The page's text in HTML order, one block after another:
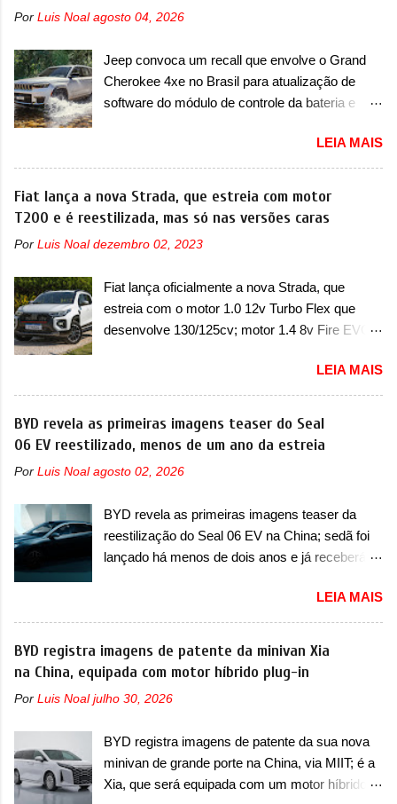
ano também era lançada a nova geração do
ganhava uma nova geração feita do zero,
apelidada de "Bolinha" por suas formas
arredondadas. Além do Gol, outro Volkswagen
versão hatchback do Logus que chegava
depois de um ano de atraso. A invasão de 1994
foi marcava pelos franceses, alemães,
japoneses e coreanos que chegaram
arrancando corações em nosso mercado. Os
vendas em 1994 foram o Renault R19 que
vinha em 3 versões de carroceria, sendo duas
do hatch e o sedan, a famosa Kia Besta, o Vol...
Por Luis Noal agosto 04, 2026
Jeep convoca um recall que envolve o Grand
Cherokee 4xe no Brasil para atualização de
software do módulo de controle da bateria e
Jeep convocou no dia 10 de outubro de 2025
um chamado que envolve os proprietários do
Grand Cherokee 4xe, em sua versão única
Limited, com unidades de ano/modelo 2023 e
unidades afetadas precisam retornar a uma
dois problemas. O primeiro deles será uma
atualização do software do módulo de controle
da bateria (AHCP e HCP). Para alguns veículos
verificação e, se necessário, a substituição do
motor do ventilador HVAC (aquecimento,
ventilação e ar-condicionado). A marca também
confirmou que “foi identificada a possibilidade de
uma sobrecarga do microprocessador do
poderá causar a perda de força motriz,
requerendo a atualização do software do
modulo de...
LEIA MAIS
Fiat lança a nova Strada, que estreia com motor
T200 e é reestilizada, mas só nas versões caras
Por Luis Noal dezembro 02, 2023
Fiat lança oficialmente a nova Strada, que
estreia com o motor 1.0 12v Turbo Flex que
desenvolve 130/125cv; motor 1.4 8v Fire EVO
oficialmente a nova Strada, que aparece com
mudanças visuais e com uma nova opção de
motor. Depois da picape compacta receber o
câmbio automático CVT no ano passado, a Fiat
motor 1.0 12v Turbo Flex, conhecido como
Strada soube ser mutável com avanços
importantes que a concorrência nunca
conseguiu acompanhar e agora ela abre uma
T200, que estreou nos irmãos Pulse e
Fastback. "A Fiat Strada é mais do que uma
picape, é uma verdadeira revolução no
mercado automotivo. Há alguns anos era
improvável pensar que uma picape chagaria ao
Strada fez. Mais do que isso: ela é a prova viva
que time que está ganhando se mexe sim. Ao
longo da sua história, ela...
LEIA MAIS
BYD revela as primeiras imagens teaser do Seal
06 EV reestilizado, menos de um ano da estreia
Por Luis Noal agosto 02, 2026
BYD revela as primeiras imagens teaser da
reestilização do Seal 06 EV na China; sedã foi
lançado há menos de dois anos e já receberá a
primeiras imagens teaser de uma mudança
visual para um dos seus menores sedãs
elétricos na China, pertencente à linha Ocean.
Trata-se do Seal 06 EV, lançado no segundo
semestre de 2025. Sim, há menos de um ano.
O modelo agora passará a ser vendido com
que vão atualizá-los para a identidade visual
mais moderna da marca, mas ainda sem
motivos para que essa mudança já seja tão
LEIA MAIS
BYD registra imagens de patente da minivan Xia
na China, equipada com motor híbrido plug-in
Por Luis Noal julho 30, 2026
BYD registra imagens de patente da sua nova
minivan de grande porte na China, via MIIT; é a
Xia, que será equipada com um motor híbrido